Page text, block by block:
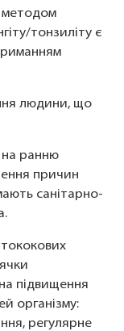
методом
тонзиліту є
людини, що
на ранню
причин
санітарно-
підвищення
організму:
регулярне